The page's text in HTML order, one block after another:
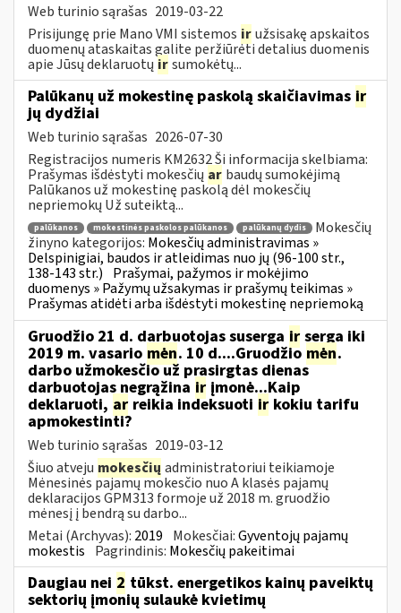
Web turinio sąrašas 2019-03-22
Prisijungę prie Mano VMI sistemos iružsisakę apskaitos
duomenų ataskaitas galite peržiūrėti detalius duomenis
apie Jūsų deklaruotų irsumokėtų...
Palūkanų už mokestinę paskolą skaičiavimas ir
jų dydžiai
Web turinio sąrašas 2026-07-30
Registracijos numeris KM2632 Ši informacija skelbiama:
Prašymas išdėstyti mokesčių ar baudų sumokėjimą
Palūkanos už mokestinę paskolą dėl mokesčių
nepriemokų Už suteiktą...
palūkanos mokestinės paskolos palūkanos palūkanų dydis
Mokesčių
žinyno kategorijos: Mokesčių administravimas »
Delspinigiai, baudos ir atleidimas nuo jų (96-100 str.,
138-143 str.) Prašymai, pažymos ir mokėjimo
duomenys » Pažymų užsakymas ir prašymų teikimas »
Prašymas atidėti arba išdėstyti mokestinę nepriemoką
Gruodžio 21 d. darbuotojas suserga ir serga iki
2019 m. vasario mėn. 10 d....Gruodžio mėn.
darbo užmokesčio už prasirgtas dienas
darbuotojas negrąžina ir įmonė...Kaip
deklaruoti, ar reikia indeksuoti ir kokiu tarifu
apmokestinti?
Web turinio sąrašas 2019-03-12
Šiuo atveju mokesčių administratoriui teikiamoje
Mėnesinės pajamų mokesčio nuo A klasės pajamų
deklaracijos GPM313 formoje už 2018 m. gruodžio
mėnesį į bendrą su darbo...
Metai (Archyvas): 2019 Mokesčiai:Gyventojų pajamų
mokestis Pagrindinis: Mokesčių pakeitimai
Daugiau nei 2 tūkst. energetikos kainų paveiktų
sektorių įmonių sulaukė kvietimų